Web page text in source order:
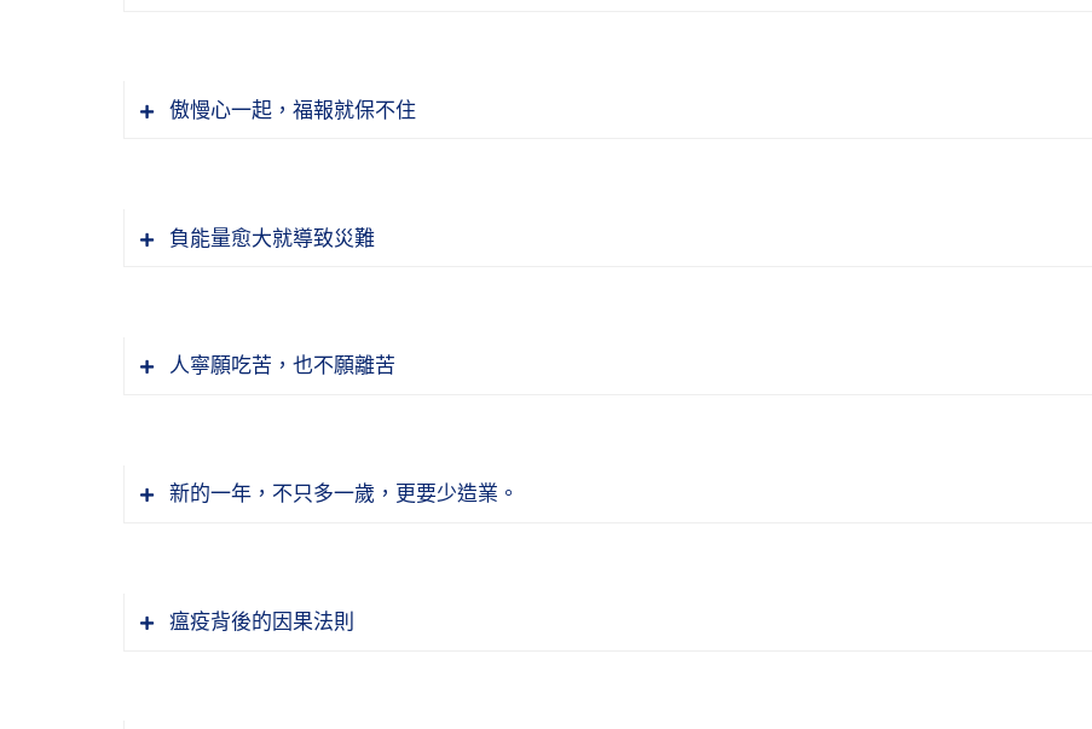
傲慢心一起，福報就保不住
負能量愈大就導致災難
人寧願吃苦，也不願離苦
新的一年，不只多一歲，更要少造業。
瘟疫背後的因果法則